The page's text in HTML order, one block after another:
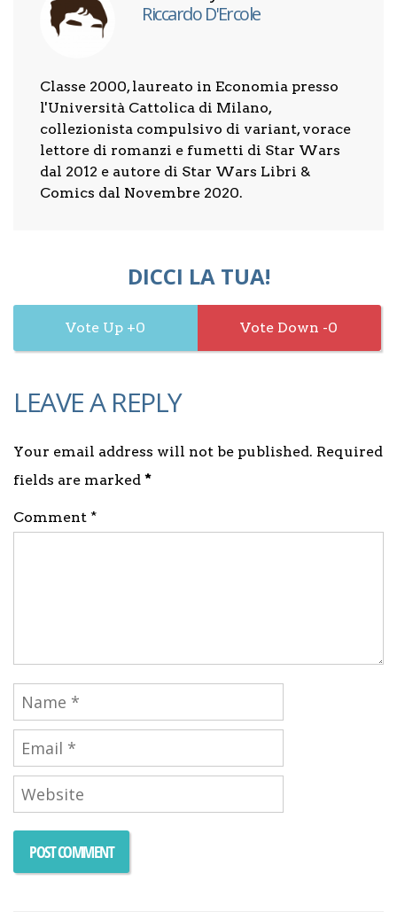
Riccardo D'Ercole
Classe 2000, laureato in Economia presso
l'Università Cattolica di Milano,
collezionista compulsivo di variant, vorace
lettore di romanzi e fumetti di Star Wars
dal 2012 e autore di Star Wars Libri &
Comics dal Novembre 2020.
DICCI LA TUA!
0 0
LEAVE A REPLY
Your email address will not be published. Required
fields are marked *
Comment *